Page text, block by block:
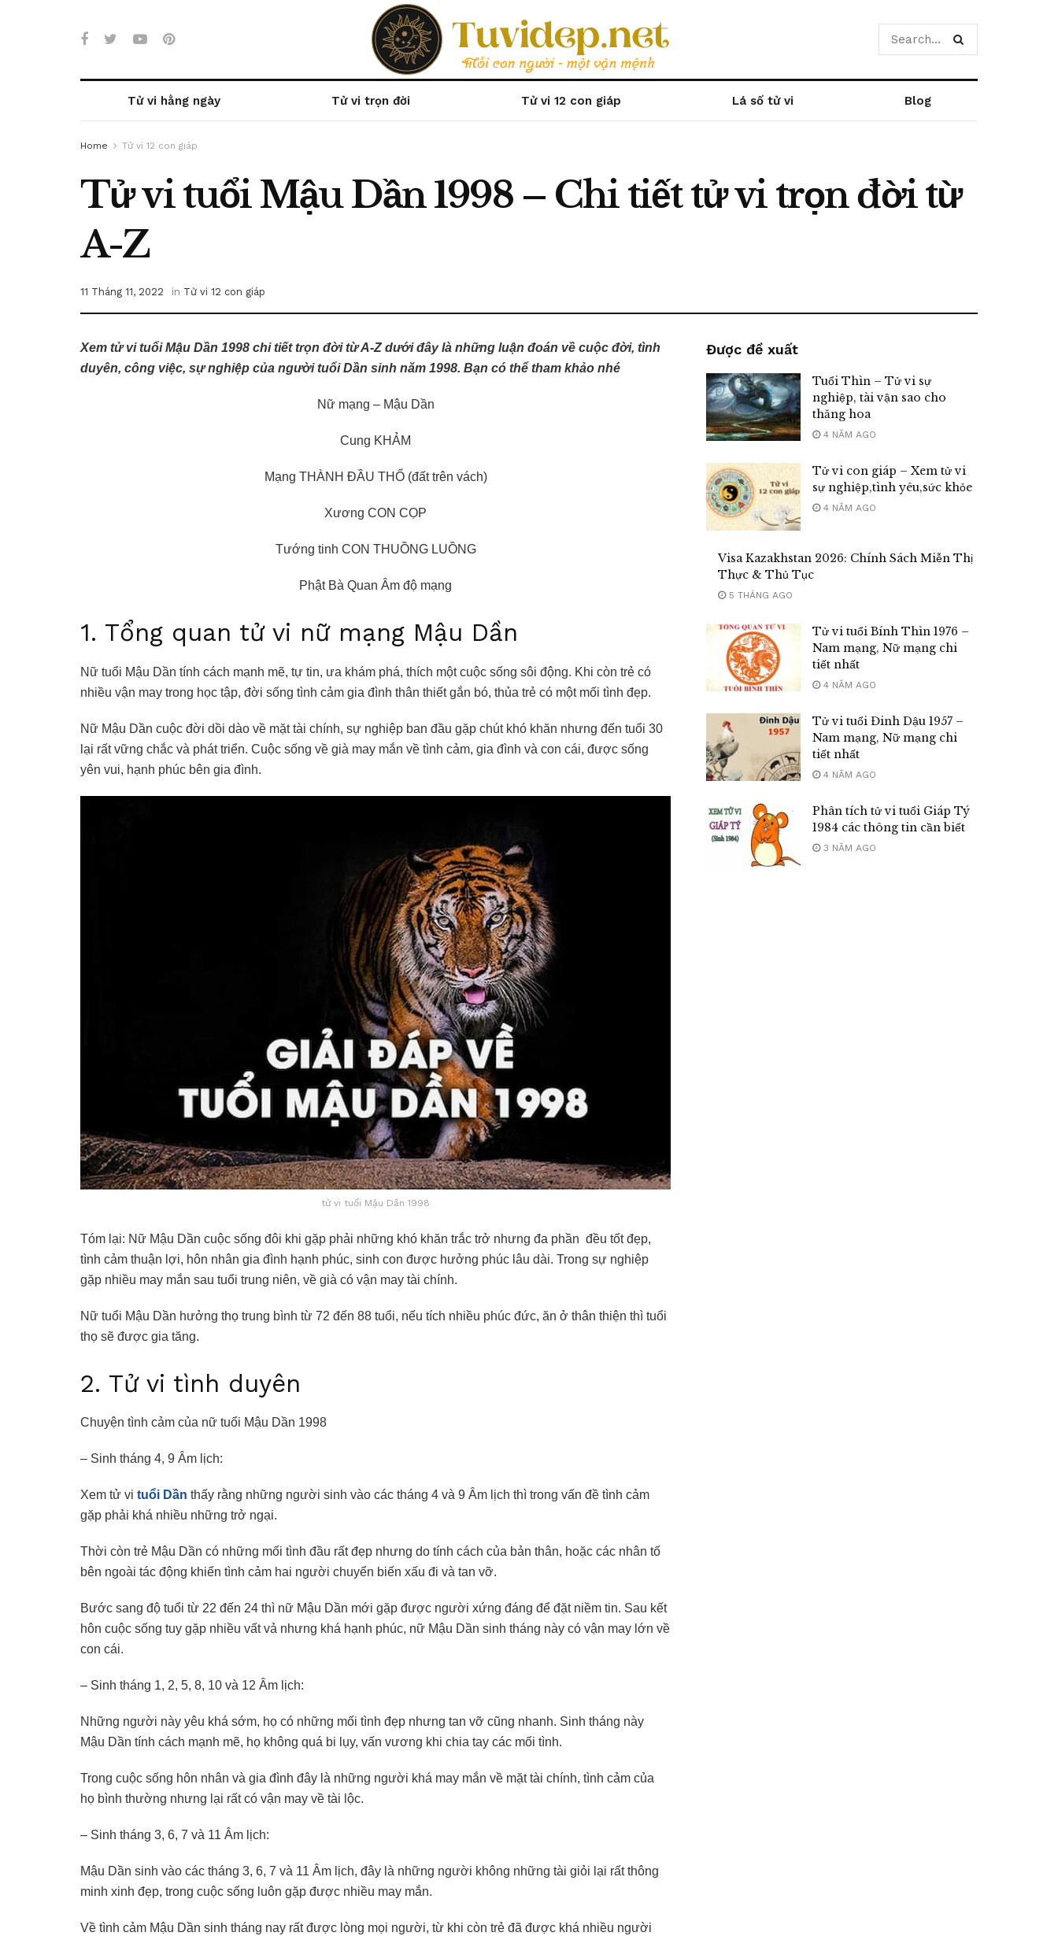
Tử vi hằng ngày Tử vi trọn đời Tử vi 12 con giáp Lá số tử vi Blog
Home Tử vi 12 con giáp
Tử vi tuổi Mậu Dần 1998 – Chi tiết tử vi trọn đời từ
A-Z
11 Tháng 11, 2022 in Tử vi 12 con giáp
Xem tử vi tuổi Mậu Dần 1998 chi tiết trọn đời từ A-Z dưới đây là những luận đoán về cuộc đời, tình
duyên, công việc, sự nghiệp của người tuổi Dần sinh năm 1998. Bạn có thể tham khảo nhé
Nữ mạng – Mậu Dần
Cung KHẢM
Mạng THÀNH ĐẦU THỔ (đất trên vách)
Xương CON CỌP
Tướng tinh CON THUỒNG LUỒNG
Phật Bà Quan Âm độ mạng
1. Tổng quan tử vi nữ mạng Mậu Dần
Nữ tuổi Mậu Dần tính cách mạnh mẽ, tự tin, ưa khám phá, thích một cuộc sống sôi động. Khi còn trẻ có
nhiều vận may trong học tập, đời sống tình cảm gia đình thân thiết gắn bó, thủa trẻ có một mối tình đẹp.
Nữ Mậu Dần cuộc đời dồi dào về mặt tài chính, sự nghiệp ban đầu gặp chút khó khăn nhưng đến tuổi 30
lại rất vững chắc và phát triển. Cuộc sống về già may mắn về tình cảm, gia đình và con cái, được sống
yên vui, hạnh phúc bên gia đình.
tử vi tuổi Mậu Dần 1998
Tóm lại: Nữ Mậu Dần cuộc sống đôi khi gặp phải những khó khăn trắc trở nhưng đa phần đều tốt đẹp,
tình cảm thuận lợi, hôn nhân gia đình hạnh phúc, sinh con được hưởng phúc lâu dài. Trong sự nghiệp
gặp nhiều may mắn sau tuổi trung niên, về già có vận may tài chính.
Nữ tuổi Mậu Dần hưởng thọ trung bình từ 72 đến 88 tuổi, nếu tích nhiều phúc đức, ăn ở thân thiện thì tuổi
thọ sẽ được gia tăng.
2. Tử vi tình duyên
Chuyện tình cảm của nữ tuổi Mậu Dần 1998
– Sinh tháng 4, 9 Âm lịch:
Xem tử vi tuổi Dần thấy rằng những người sinh vào các tháng 4 và 9 Âm lịch thì trong vấn đề tình cảm
gặp phải khá nhiều những trở ngại.
Thời còn trẻ Mậu Dần có những mối tình đầu rất đẹp nhưng do tính cách của bản thân, hoặc các nhân tố
bên ngoài tác động khiến tình cảm hai người chuyển biến xấu đi và tan vỡ.
Bước sang độ tuổi từ 22 đến 24 thì nữ Mậu Dần mới gặp được người xứng đáng để đặt niềm tin. Sau kết
hôn cuộc sống tuy gặp nhiều vất vả nhưng khá hạnh phúc, nữ Mậu Dần sinh tháng này có vận may lớn về
con cái.
– Sinh tháng 1, 2, 5, 8, 10 và 12 Âm lịch:
Những người này yêu khá sớm, họ có những mối tình đẹp nhưng tan vỡ cũng nhanh. Sinh tháng này
Mậu Dần tính cách mạnh mẽ, họ không quá bi lụy, vấn vương khi chia tay các mối tình.
Trong cuộc sống hôn nhân và gia đình đây là những người khá may mắn về mặt tài chính, tình cảm của
họ bình thường nhưng lại rất có vận may về tài lộc.
– Sinh tháng 3, 6, 7 và 11 Âm lịch:
Mậu Dần sinh vào các tháng 3, 6, 7 và 11 Âm lịch, đây là những người không những tài giỏi lại rất thông
minh xinh đẹp, trong cuộc sống luôn gặp được nhiều may mắn.
Về tình cảm Mậu Dần sinh tháng nay rất được lòng mọi người, từ khi còn trẻ đã được khá nhiều người
Được đề xuất
Tuổi Thìn – Tử vi sự
nghiệp, tài vận sao cho
thăng hoa
4 NĂM AGO
Tử vi con giáp – Xem tử vi
sự nghiệp,tình yêu,sức khỏe
4 NĂM AGO
Visa Kazakhstan 2026: Chính Sách Miễn Thị
Thực & Thủ Tục
5 THÁNG AGO
Tử vi tuổi Bính Thìn 1976 –
Nam mạng, Nữ mạng chi
tiết nhất
4 NĂM AGO
Tử vi tuổi Đinh Dậu 1957 –
Nam mạng, Nữ mạng chi
tiết nhất
4 NĂM AGO
Phân tích tử vi tuổi Giáp Tý
1984 các thông tin cần biết
3 NĂM AGO